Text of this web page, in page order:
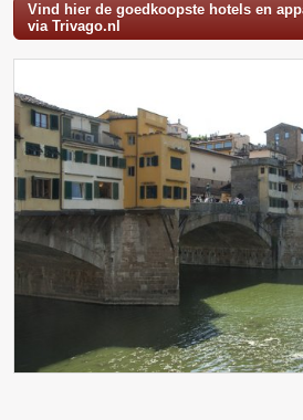
Vind hier de goedkoopste hotels en
via Trivago.nl